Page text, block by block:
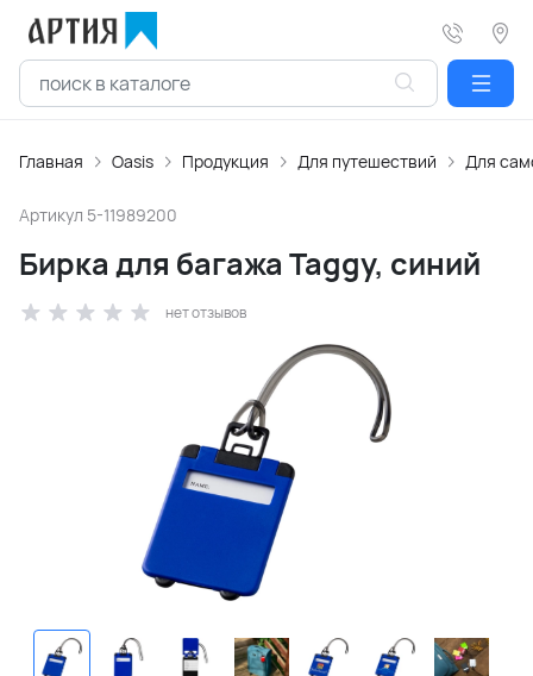
Главная Oasis Продукция Для путешествий Для
Артикул 5-11989200
Бирка для багажа Taggy, синий
нет отзывов